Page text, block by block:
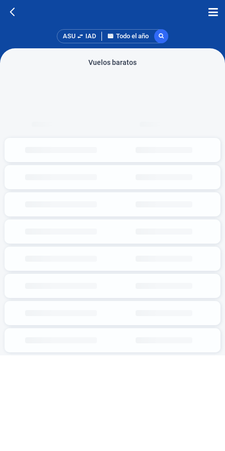
ASU IAD Todo el año
Vuelos baratos